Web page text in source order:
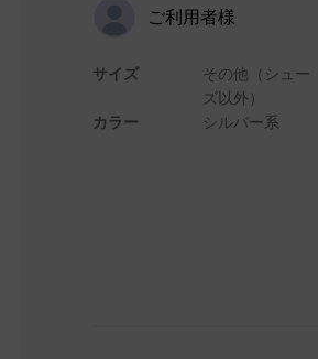
ご利用者様
サイズ
カラー
その他（シュー
ズ以外）
シルバー系